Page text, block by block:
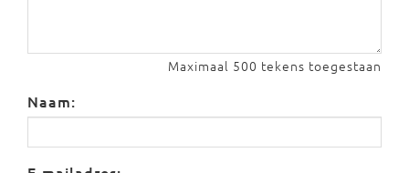
Maximaal 500 tekens toegestaan
Naam: